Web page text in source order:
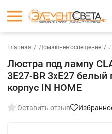
Главная / Домашнее освещение /
Люстра под лампу
3E27-BR 3хЕ27
корпус IN HOME
Оставить отзыв